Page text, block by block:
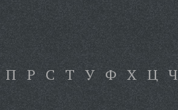
П Р С Т У Ф Х Ц Ч